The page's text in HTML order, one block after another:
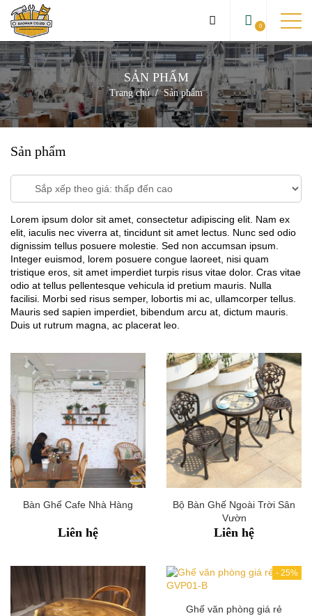
TRANG CHỦ
GIỚI THIỆU
SẢN PHẨM
DỰ ÁN
LIÊN HỆ
0
SẢN PHẨM
Trang chủ Sản phẩm
Sản phẩm
Lorem ipsum dolor sit amet, consectetur adipiscing elit. Nam ex
elit, iaculis nec viverra at, tincidunt sit amet lectus. Nunc sed odio
dignissim tellus posuere molestie. Sed non accumsan ipsum.
Integer euismod, lorem posuere congue laoreet, nisi quam
tristique eros, sit amet imperdiet turpis risus vitae dolor. Cras vitae
odio at tellus pellentesque vehicula id pretium mauris. Nulla
facilisi. Morbi sed risus semper, lobortis mi ac, ullamcorper tellus.
Mauris sed sapien imperdiet, bibendum arcu at, dictum mauris.
Duis ut rutrum magna, ac placerat leo.
Bàn Ghế Cafe Nhà Hàng
Liên hệ
Bộ Bàn Ghế Ngoài Trời Sân
Vườn
Liên hệ
- 25%
Ghế văn phòng giá rẻ